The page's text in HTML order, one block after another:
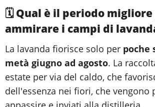
🗓️ Qual è il periodo
ammirare i campi di
La lavanda fiorisce solo per poche
metà giugno ad agosto. La
estate per via del caldo, che
dell'essenza nei fiori, che vengono